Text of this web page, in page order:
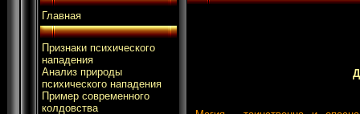
Главная
Признаки психического
нападения
Анализ природы
психического нападения
Пример современного
колдовства